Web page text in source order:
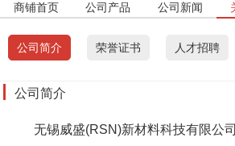
商铺首页 公司产品 公司新闻
公司简介 荣誉证书 人才招聘
公司简介
无锡威盛(RSN)新材料科技有限公